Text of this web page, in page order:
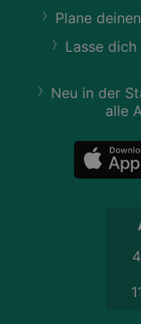
Plane
Lasse
Neu in der
alle